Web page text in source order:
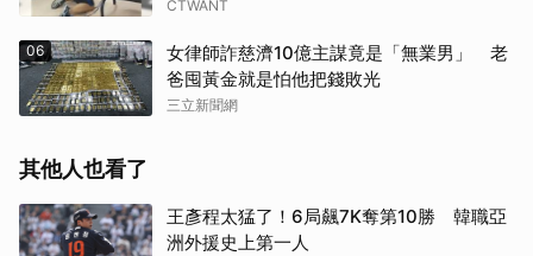
CTWANT
06
女律師詐慈濟10億主謀竟是「無業男」 老
爸囤黃金就是怕他把錢敗光
三立新聞網
其他人也看了
王彥程太猛了！6局飆7K奪第10勝 韓職亞
洲外援史上第一人